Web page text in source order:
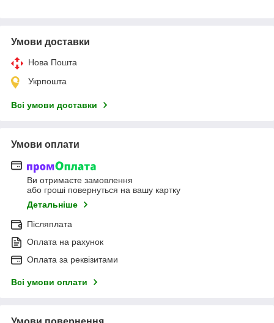
Умови доставки
Нова Пошта
Укрпошта
Всі умови доставки
Умови оплати
Ви отримаєте замовлення
або гроші повернуться на вашу картку
Детальніше
Післяплата
Оплата на рахунок
Оплата за реквізитами
Всі умови оплати